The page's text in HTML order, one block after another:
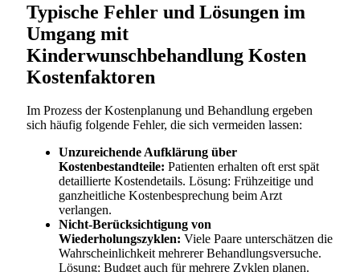
Typische Fehler und Lösungen im
Umgang mit
Kinderwunschbehandlung Kosten
Kostenfaktoren
Im Prozess der Kostenplanung und Behandlung ergeben
sich häufig folgende Fehler, die sich vermeiden lassen:
Unzureichende Aufklärung über
Kostenbestandteile: Patienten erhalten oft erst spät
detaillierte Kostendetails. Lösung: Frühzeitige und
ganzheitliche Kostenbesprechung beim Arzt
verlangen.
Nicht-Berücksichtigung von
Wiederholungszyklen: Viele Paare unterschätzen die
Wahrscheinlichkeit mehrerer Behandlungsversuche.
Lösung: Budget auch für mehrere Zyklen planen.